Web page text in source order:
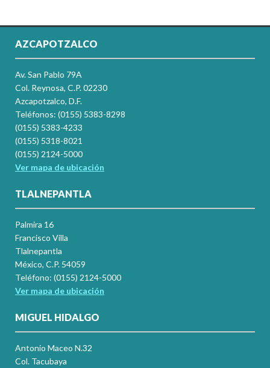
AZCAPOTZALCO
Av. San Pablo 79A
Col. Reynosa, C.P. 02230
Azcapotzalco, D.F.
Teléfonos: (0155) 5383-8298
(0155) 5383-4233
(0155) 5318-8021
(0155) 2124-5000
Ver mapa de ubicación
TLALNEPANTLA
Palmira 16
Francisco Villa
Tlalnepantla
México, C.P. 54059
Teléfono: (0155) 2124-5000
Ver mapa de ubicación
MIGUEL HIDALGO
Antonio Maceo N.32
Col. Tacubaya